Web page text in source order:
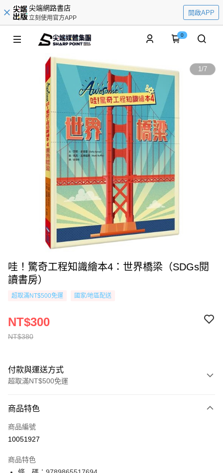
尖端網路書店
立刻使用官方APP
開啟APP
0
1/7
哇！驚奇工程知識繪本4：世界橋梁（SDGs閱
讀書房）
超取滿NT$500免運 國家/地區配送
NT$380
NT$300
付款與運送方式
超取滿NT$500免運
信用卡一次付款
超商取貨付款
相關說明
商品特色
商品編號
10051927
商品特色